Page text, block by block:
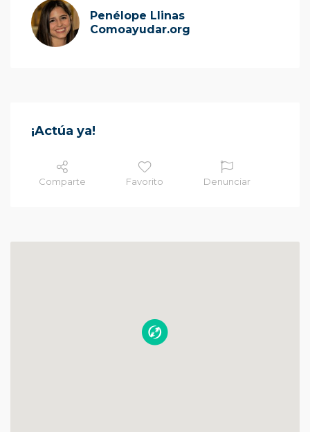
Penélope Llinas
Comoayudar.org
¡Actúa ya!
Comparte Favorito Denunciar